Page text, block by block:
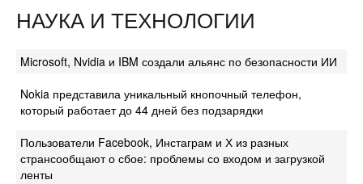
НАУКА И ТЕХНОЛОГИИ
Microsoft, Nvidia и IBM создали альянс по безопасности ИИ
Nokia представила уникальный кнопочный телефон,
который работает до 44 дней без подзарядки
Пользователи Facebook, Инстаграм и Х из разных
странсообщают о сбое: проблемы со входом и загрузкой
ленты